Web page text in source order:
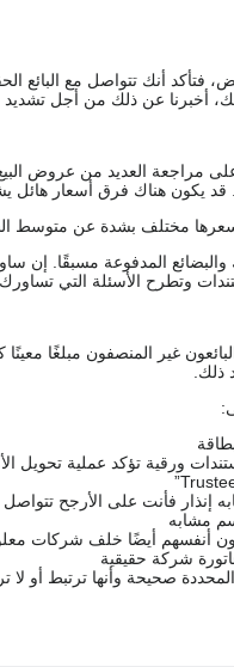
فتأكد أنك تتواصل مع
عن ذلك من أجل تشديد
مراجعة العديد من عروض
يكون هناك فرق أسعار هائل
سعرها مختلف بشدة عن متوسط
والبضائع المدفوعة مسبقًا.
وتطرح الأسئلة التي تساورك.
غير المنصفون مبلغًا
ذلك.
ورقية تؤكد عملية تحويل
إنذار فأنت على الأرجح
مشابه
أنفسهم أيضًا خلف شركات
شركة حقيقية
المحددة صحيحة وأنها ترتبط أو لا